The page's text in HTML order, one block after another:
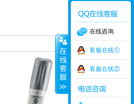
在线咨询
客服在线①
客服在线②